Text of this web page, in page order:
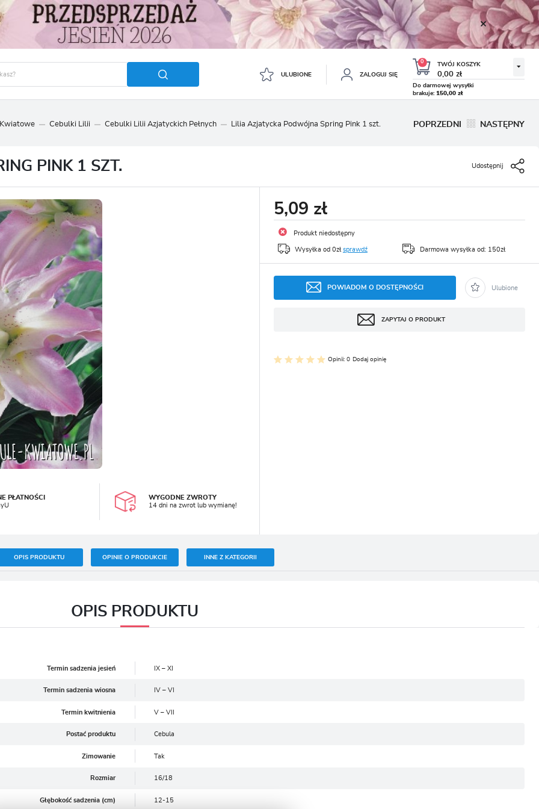
ULUBIONE ZALOGUJ SIĘ
Zapomniałem hasła
SIĘ
podgląd statusu realizacji zamówień
możliwość otrzymania rabatów i kuponów promocyjnych
REJESTRACJA
0 TWÓJ KOSZYK
0,00 zł
8.99 zł 19.43 zł
KROKUS WIOSENNY MIX 50
19.99 zł 43.32 zł
Do darmowej wysyłki
brakuje: 150,00 zł
Cebulki Lilii Cebulki Lilii Azjatyckich Pełnych Lilia Azjatycka Podwójna Spring Pink 1 szt. POPRZEDNI NASTĘPNY
PINK 1 SZT. Udostępnij
PŁATNOŚCI
WYGODNE ZWROTY
14 dni na zwrot lub wymianę!
5,09 zł
Produkt niedostępny
Wysyłka od 0zł sprawdź Darmowa wysyłka od: 150zł
POWIADOM O DOSTĘPNOŚCI Ulubione
ZAPYTAJ O PRODUKT
Opinii: 0 Dodaj opinię
OPIS PRODUKTU OPINIE O PRODUKCIE INNE Z KATEGORII
OPIS PRODUKTU
Termin sadzenia jesień IX – XI
Termin sadzenia wiosna IV – VI
Termin kwitnienia V – VII
Postać produktu Cebula
Zimowanie Tak
Rozmiar 16/18
Głębokość sadzenia (cm) 12-15